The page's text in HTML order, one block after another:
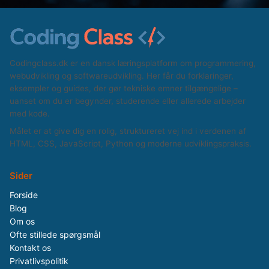
Codingclass.dk er en dansk læringsplatform om programmering,
webudvikling og softwareudvikling. Her får du forklaringer,
eksempler og guides, der gør tekniske emner tilgængelige –
uanset om du er begynder, studerende eller allerede arbejder
med kode.
Målet er at give dig en rolig, struktureret vej ind i verdenen af
HTML, CSS, JavaScript, Python og moderne udviklingspraksis.
Sider
Forside
Blog
Om os
Ofte stillede spørgsmål
Kontakt os
Privatlivspolitik